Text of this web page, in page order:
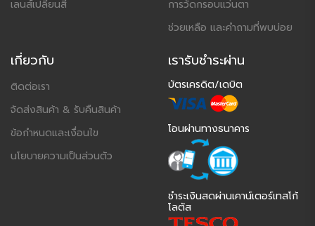
เลนส์เปลี่ยนสี
การวัดกรอบแว่นตา
ช่วยเหลือ และคำถามที่พบบ่อย
เกี่ยวกับ
ติดต่อเรา
จัดส่งสินค้า & รับคืนสินค้า
ข้อกำหนดและเงื่อนไข
นโยบายความเป็นส่วนตัว
เรารับชำระผ่าน
บัตรเครดิต/เดบิต
โอนผ่านทางธนาคาร
ชำระเงินสดผ่านเคาน์เตอร์เทสโก้
โลตัส